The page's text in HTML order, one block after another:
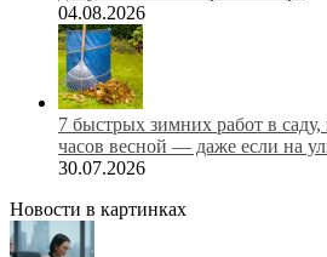
04.08.2026
7 быстрых зимних работ в
часов весной — даже если на
30.07.2026
Новости в картинках